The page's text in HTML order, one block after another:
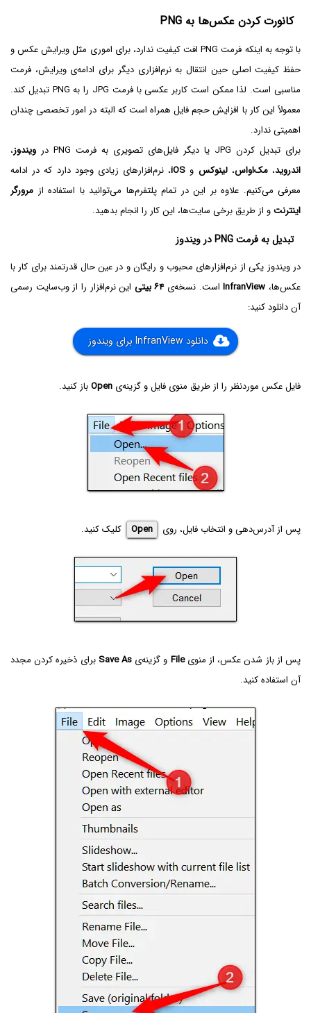
کانورت کردن عکس‌ها به PNG
با توجه به اینکه فرمت PNG افت کیفیت ندارد، برای اموری مثل ویرایش عکس و
حفظ کیفیت اصلی حین انتقال به نرم‌افزاری دیگر برای ادامه‌ی ویرایش، فرمت
مناسبی است. لذا ممکن است کاربر عکسی با فرمت JPG را به PNG تبدیل کند.
معمولاً این کار با افزایش حجم فایل همراه است که البته در امور تخصصی چندان
اهمیتی ندارد.
برای تبدیل کردن JPG یا دیگر فایل‌های تصویری به فرمت PNG در
ویندوز،
اندروید،مک‌او‌اس،لینوکس و iOS، نرم‌افزارهای زیادی وجود دارد که در ادامه
معرفی می‌کنیم. علاوه بر این در تمام پلتفرم‌ها می‌توانید با استفاده از مرورگر
اینترنتو از طریق برخی سایت‌ها، این کار را انجام بدهید.
تبدیل به فرمت PNG در ویندوز
در ویندوز یکی از نرم‌افزارهای محبوب و رایگان و در عین حال قدرتمند برای کار با
عکس‌ها،‌ InfranViewاست. نسخه‌ی۶۴ بیتی
این نرم‌افزار را از وب‌سایت رسمی
آن دانلود کنید:
دانلود InfranView برای ویندوز
فایل عکس موردنظر را از طریق منوی فایل و گزینه‌ی Openباز کنید.
پس از آدرس‌دهی و انتخاب فایل، روی Open کلیک کنید.
پس از باز شدن عکس، از منویFile و گزینه‌ی Save As برای ذخیره کردن مجدد
آن استفاده کنید.